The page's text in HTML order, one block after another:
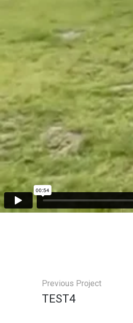
Previous Project
TEST4